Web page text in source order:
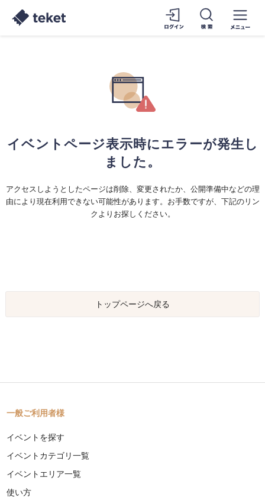
イベントページ表示時にエラーが発生し
ました。
アクセスしようとしたページは削除、変更されたか、公開準備中などの理
由により現在利用できない可能性があります。お手数ですが、下記のリン
クよりお探しください。
トップページへ戻る
一般ご利用者様
イベントを探す
イベントカテゴリ一覧
イベントエリア一覧
使い方